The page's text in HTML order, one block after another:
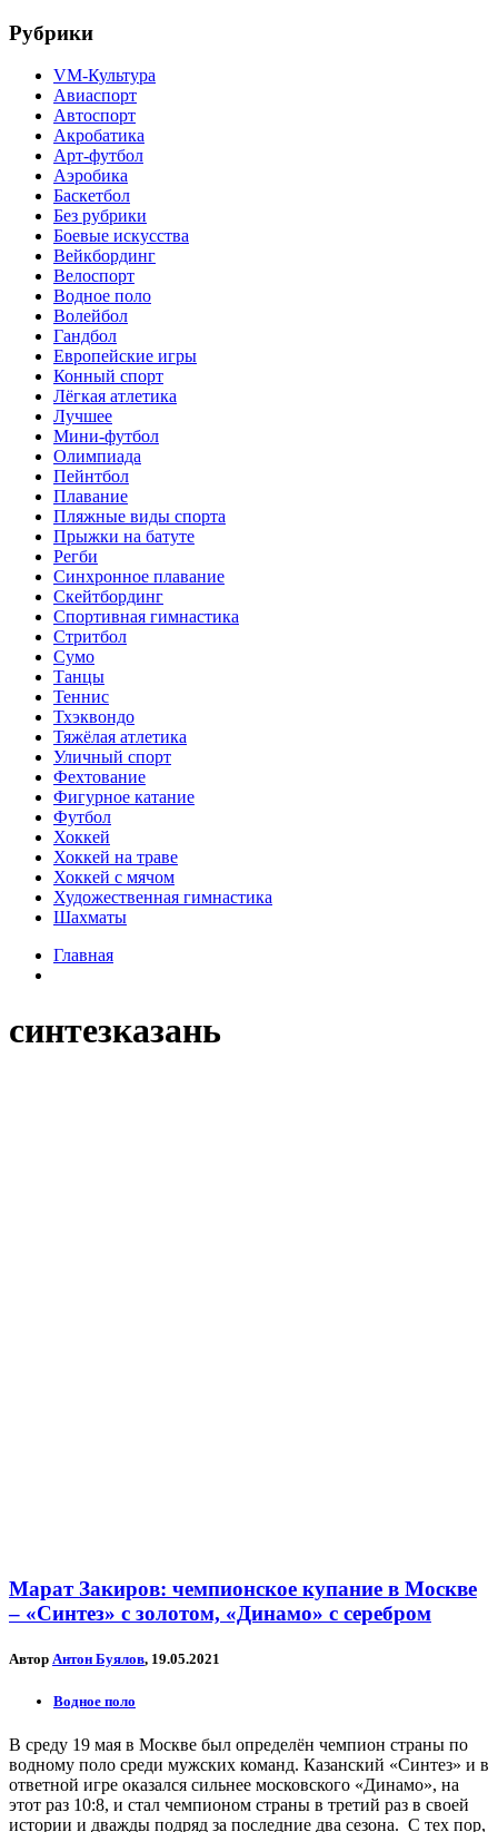
Рубрики
VM-Культура
Авиаспорт
Автоспорт
Акробатика
Арт-футбол
Аэробика
Баскетбол
Без рубрики
Боевые искусства
Вейкбординг
Велоспорт
Водное поло
Волейбол
Гандбол
Европейские игры
Конный спорт
Лёгкая атлетика
Лучшее
Мини-футбол
Олимпиада
Пейнтбол
Плавание
Пляжные виды спорта
Прыжки на батуте
Регби
Синхронное плавание
Скейтбординг
Спортивная гимнастика
Стритбол
Сумо
Танцы
Теннис
Тхэквондо
Тяжёлая атлетика
Уличный спорт
Фехтование
Фигурное катание
Футбол
Хоккей
Хоккей на траве
Хоккей с мячом
Художественная гимнастика
Шахматы
Главная
синтезказань
Марат Закиров: чемпионское купание в Москве
– «Синтез» с золотом, «Динамо» с серебром
Автор Антон Буялов, 19.05.2021
Водное поло
В среду 19 мая в Москве был определён чемпион страны по
водному поло среди мужских команд. Казанский «Синтез» и в
ответной игре оказался сильнее московского «Динамо», на
этот раз 10:8, и стал чемпионом страны в третий раз в своей
истории и дважды подряд за последние два сезона. С тех пор,